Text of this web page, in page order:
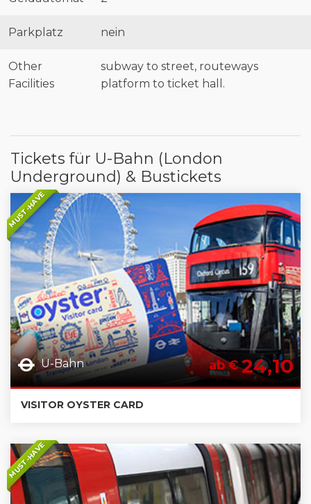
Parkplatz nein
Other
Facilities
subway to street, routeways
platform to ticket hall.
Tickets für U-Bahn (London
Underground) & Bustickets
MUST-HAVE
U-Bahn ab €24,10
VISITOR OYSTER CARD
MUST-HAVE